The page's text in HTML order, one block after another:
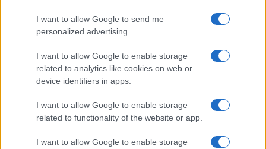
I want to allow Google to send me
personalized advertising.
I want to allow Google to enable storage
related to analytics like cookies on web or
device identifiers in apps.
I want to allow Google to enable storage
related to functionality of the website or app.
I want to allow Google to enable storage
Lesújtva fogadtuk a hírt: meghalt a Rebbe